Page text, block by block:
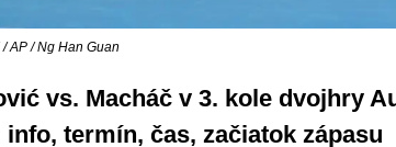
/ AP / Ng Han Guan
vs. Macháč v 3. kole dvojhry
info, termín, čas, začiatok zápasu